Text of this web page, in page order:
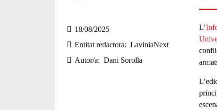
a
c
e
Compartir en altres xarxes
18/08/2025
Entitat redactora
LaviniaNext
Autor/a
Dani Sorolla
L’